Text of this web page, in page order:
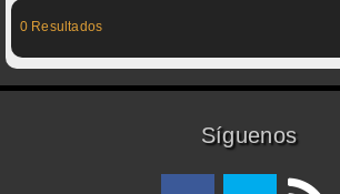
0 Resultados
Síguenos